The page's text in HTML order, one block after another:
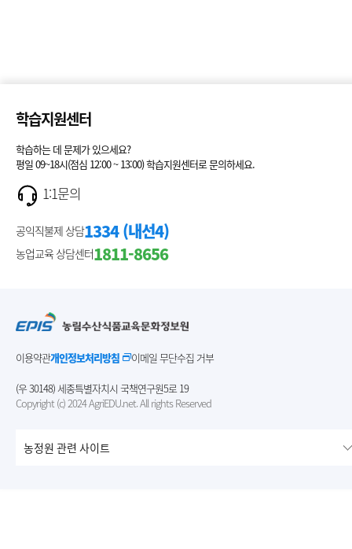
이용약관개인정보처리방침 이메일 무단수집 거부
(우 30148) 세종특별자치시 국책연구원5로 19
Copyright (c) 2024 AgriEDU.net. All rights Reserved
학습지원센터
학습하는 데 문제가 있으세요?
평일 09~18시(점심 12:00 ~ 13:00) 학습지원센터로 문의하세요.
1:1문의
공익직불제 상담1334 (내선4)
농업교육 상담센터1811-8656